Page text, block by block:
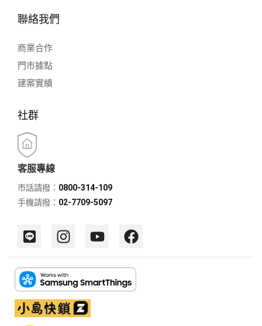
聯絡我們
商業合作
門市據點
建案實績
社群
客服專線
市話請撥： 0800-314-109
手機請撥： 02-7709-5097